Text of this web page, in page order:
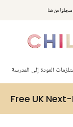
العودة إلى المدرسة
Free UK